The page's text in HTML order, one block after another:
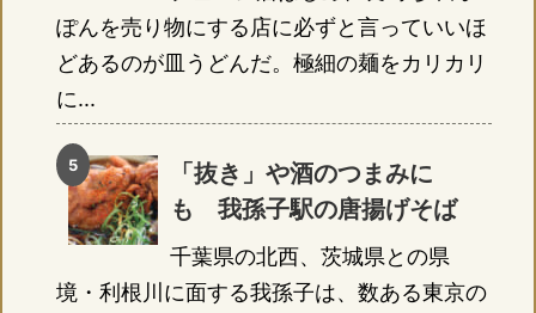
ぽんを売り物にする店に必ずと言っていいほ
どあるのが皿うどんだ。極細の麺をカリカリ
に...
「抜き」や酒のつまみに
も 我孫子駅の唐揚げそば
千葉県の北西、茨城県との県
境・利根川に面する我孫子は、数ある東京の